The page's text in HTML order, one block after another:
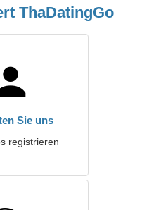
ThaDatingGo
Sie uns
registrieren